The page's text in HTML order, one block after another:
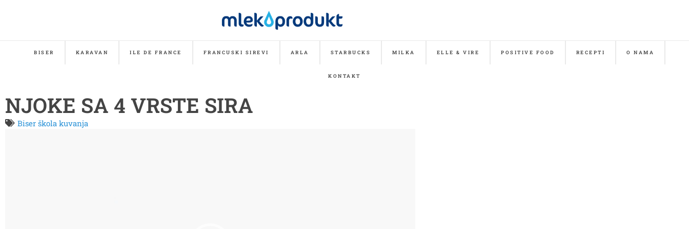
BISER KARAVAN ILE DE FRANCE FRANCUSKI SIREVI ARLA STARBUCKS MILKA ELLE & VIRE POSITIVE FOOD RECEPTI O NAMA
KONTAKT
NJOKE SA 4 VRSTE SIRA
Biser škola kuvanja